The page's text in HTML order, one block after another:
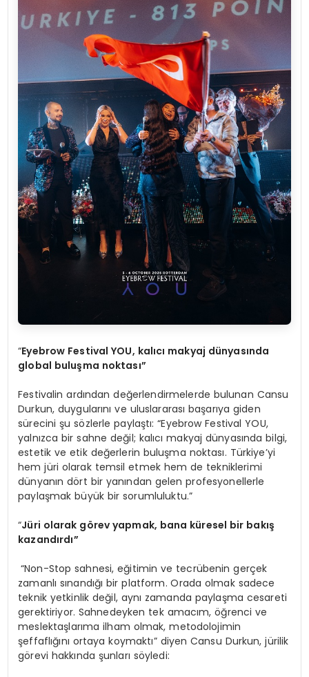
“Eyebrow Festival YOU, kalıcı makyaj dünyasında
global buluşma noktası”
Festivalin ardından değerlendirmelerde bulunan Cansu
Durkun, duygularını ve uluslararası başarıya giden
sürecini şu sözlerle paylaştı: “Eyebrow Festival YOU,
yalnızca bir sahne değil; kalıcı makyaj dünyasında bilgi,
estetik ve etik değerlerin buluşma noktası. Türkiye’yi
hem jüri olarak temsil etmek hem de tekniklerimi
dünyanın dört bir yanından gelen profesyonellerle
paylaşmak büyük bir sorumluluktu.”
“Jüri olarak görev yapmak, bana küresel bir bakış
kazandırdı”
“Non-Stop sahnesi, eğitimin ve tecrübenin gerçek
zamanlı sınandığı bir platform. Orada olmak sadece
teknik yetkinlik değil, aynı zamanda paylaşma cesareti
gerektiriyor. Sahnedeyken tek amacım, öğrenci ve
meslektaşlarıma ilham olmak, metodolojimin
şeffaflığını ortaya koymaktı” diyen Cansu Durkun, jürilik
görevi hakkında şunları söyledi: